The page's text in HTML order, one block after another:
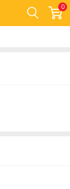
0